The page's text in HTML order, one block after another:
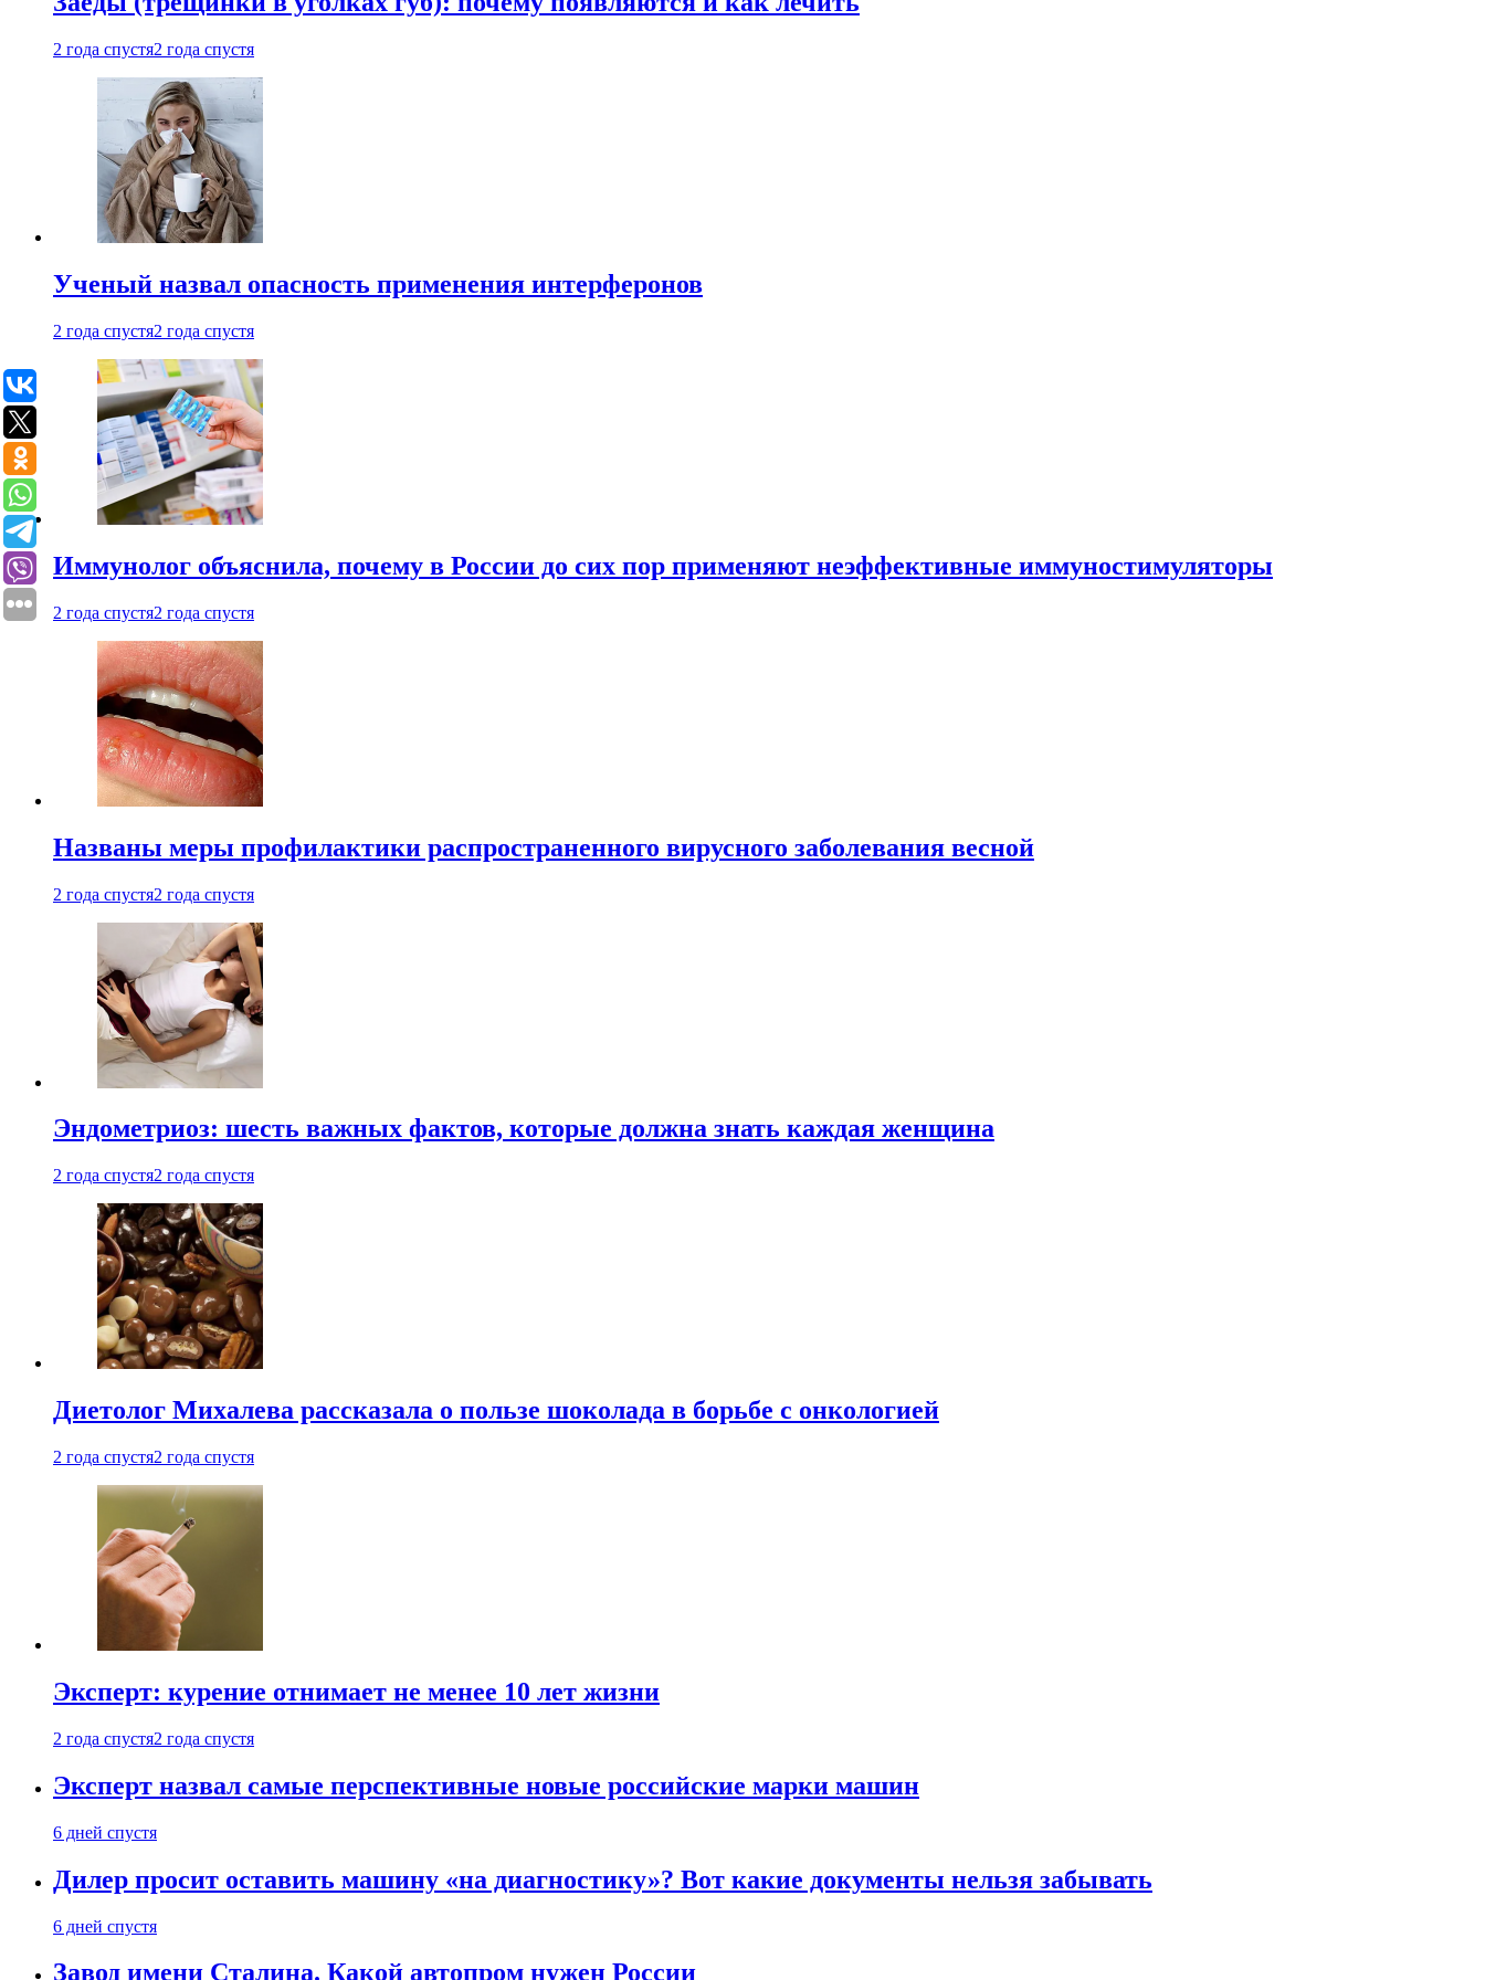
2 года спустя2 года спустя
Ученый назвал опасность применения интерферонов
2 года спустя2 года спустя
Иммунолог объяснила, почему в России до сих пор применяют неэффективные иммуностимуляторы
2 года спустя2 года спустя
Названы меры профилактики распространенного вирусного заболевания весной
2 года спустя2 года спустя
Эндометриоз: шесть важных фактов, которые должна знать каждая женщина
2 года спустя2 года спустя
Диетолог Михалева рассказала о пользе шоколада в борьбе с онкологией
2 года спустя2 года спустя
Эксперт: курение отнимает не менее 10 лет жизни
2 года спустя2 года спустя
Эксперт назвал самые перспективные новые российские марки машин
6 дней спустя
Дилер просит оставить машину «на диагностику»? Вот какие документы нельзя забывать
6 дней спустя
Завод имени Сталина. Какой автопром нужен России